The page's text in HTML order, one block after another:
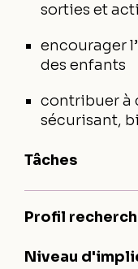
sorties et
encourager
des enfants
contribuer à
sécurisant,
Tâches
Profil
Niveau